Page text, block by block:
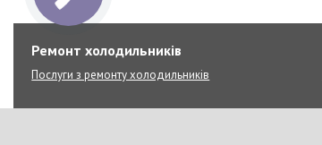
Ремонт холодильників
Послуги з ремонту холодильників